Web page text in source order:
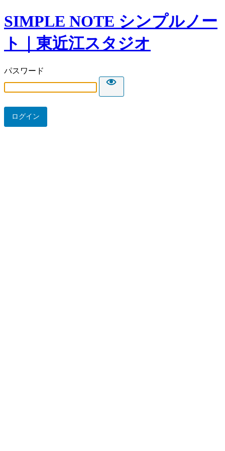
SIMPLE NOTE シンプルノー
ト｜東近江スタジオ
パスワード